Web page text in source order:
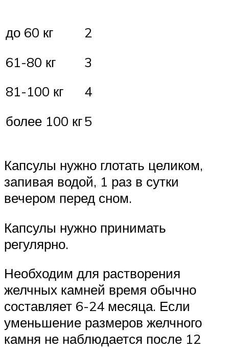
до 60 кг
61-80 кг
81-100 кг
более 100 кг
2
3
4
5
Капсулы нужно глотать целиком,
запивая водой, 1 раз в сутки
вечером перед сном.
Капсулы нужно принимать
регулярно.
Необходим для растворения
желчных камней время обычно
составляет 6-24 месяца. Если
уменьшение размеров желчного
камня не наблюдается после 12